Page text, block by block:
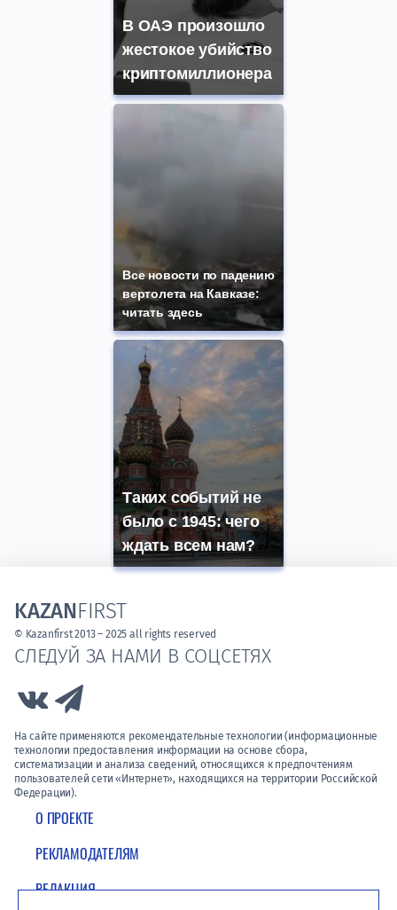
В ОАЭ произошло
жестокое убийство
криптомиллионера
Все новости по падению
вертолета на Кавказе:
читать здесь
Таких событий не
было с 1945: чего
ждать всем нам?
О ПРОЕКТЕ
РЕКЛАМОДАТЕЛЯМ
РЕДАКЦИЯ
СЛЕДУЙ ЗА НАМИ В СОЦСЕТЯХ
Link to Vk
На сайте применяются рекомендательные технологии (информационные
технологии предоставления информации на основе сбора,
систематизации и анализа сведений, относящихся к предпочтениям
пользователей сети «Интернет», находящихся на территории Российской
Федерации).
KAZANFIRST
© Kazanfirst 2013 – 2025 all rights reserved